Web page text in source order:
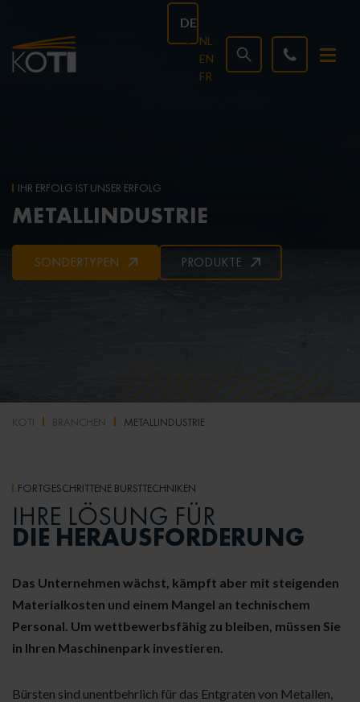
DE
NL
EN
FR
IHR ERFOLG IST UNSER ERFOLG
METALLINDUSTRIE
SONDERTYPEN PRODUKTE
KOTI BRANCHEN METALLINDUSTRIE
FORTGESCHRITTENE BÜRSTTECHNIKEN
IHRE LÖSUNG FÜR
DIE HERAUSFORDERUNG
Das Unternehmen wächst, kämpft aber mit steigenden
Materialkosten und einem Mangel an technischem
Personal. Um wettbewerbsfähig zu bleiben, müssen Sie
in Ihren Maschinenpark investieren.
Bürsten sind unentbehrlich für das Entgraten von Metallen,